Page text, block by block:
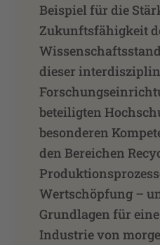
Beispiel für die
Zukunftsfähigkeit
dieser
beteiligten
besonderen
den Bereichen
Wertschöpfung –
Grundlagen für
Industrie von